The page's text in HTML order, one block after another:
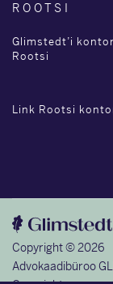
ROOTSI
Glimstedt’i
Rootsi
Link Rootsi
Copyright © 2026
Advokaadibüroo